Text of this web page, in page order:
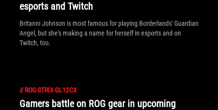
esports and Twitch
Britanni Johnson is most famous for playing Borderlands' Guardian
Angel, but she's making a name for herself in esports and on
Twitch, too.
// ROG-STRIX-GL12CX
Gamers battle on ROG gear in upcoming